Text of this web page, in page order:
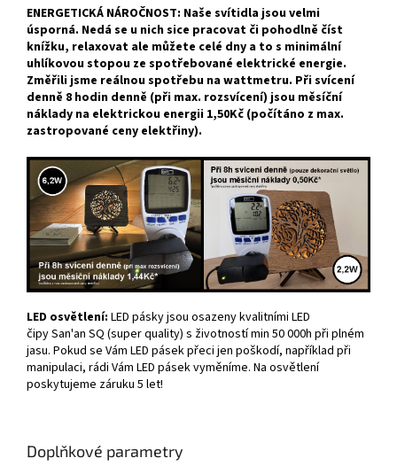
ENERGETICKÁ NÁROČNOST: Naše svítidla jsou velmi
úsporná. Nedá se u nich sice pracovat či pohodlně číst
knížku, relaxovat ale můžete celé dny a to s minimální
uhlíkovou stopou ze spotřebované elektrické energie.
Změřili jsme reálnou spotřebu na wattmetru. Při svícení
denně 8 hodin denně (při max. rozsvícení) jsou měsíční
náklady na elektrickou energii 1,50Kč (počítáno z max.
zastropované ceny elektřiny).
LED osvětlení: LED pásky jsou osazeny kvalitními LED
čipy San'an SQ (super quality) s životností min 50 000h při plném
jasu. Pokud se Vám LED pásek přeci jen poškodí, například při
manipulaci, rádi Vám LED pásek vyměníme. Na osvětlení
poskytujeme záruku 5 let!
Doplňkové parametry